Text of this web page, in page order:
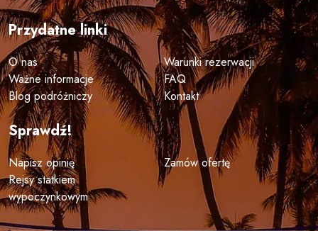
Przydatne linki
O nas
Warunki rezerwacji
Ważne informacje
FAQ
Blog podróżniczy
Kontakt
Sprawdź!
Napisz opinię
Zamów ofertę
Rejsy statkiem
wypoczynkowym